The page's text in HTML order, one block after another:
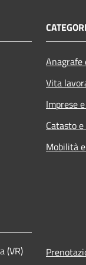
Vita
Imprese
Catasto
Mobilità
(VR)